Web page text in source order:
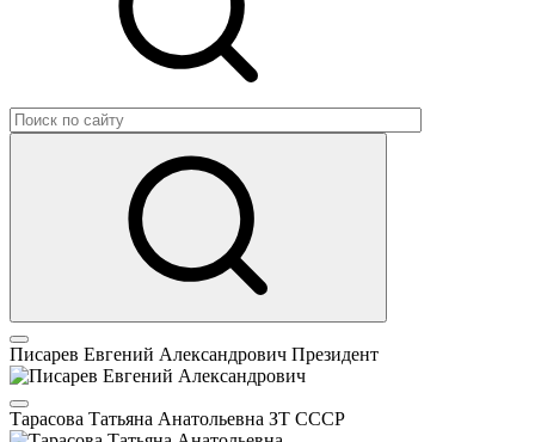
Писарев Евгений Александрович Президент
Тарасова Татьяна Анатольевна ЗТ СССР